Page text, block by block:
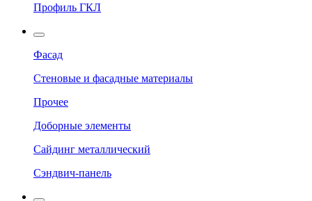
Профиль ГКЛ
Фасад
Стеновые и фасадные материалы
Прочее
Доборные элементы
Сайдинг металлический
Сэндвич-панель